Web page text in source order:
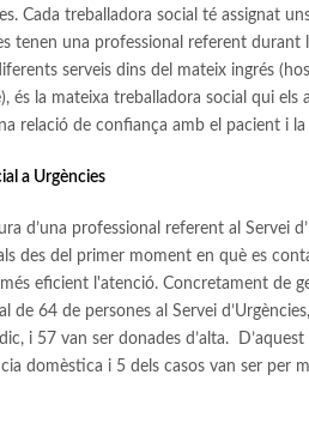
Cada treballadora social té assignat
tenen una professional referent durant
serveis dins del mateix ingrés
és la mateixa treballadora social qui els
relació de confiança amb el pacient i la
a Urgències
d’una professional referent al Servei
des del primer moment en què es
eficient l'atenció. Concretament de
64 de persones al Servei
i 57 van ser donades d’alta.
domèstica i 5 dels casos van ser per